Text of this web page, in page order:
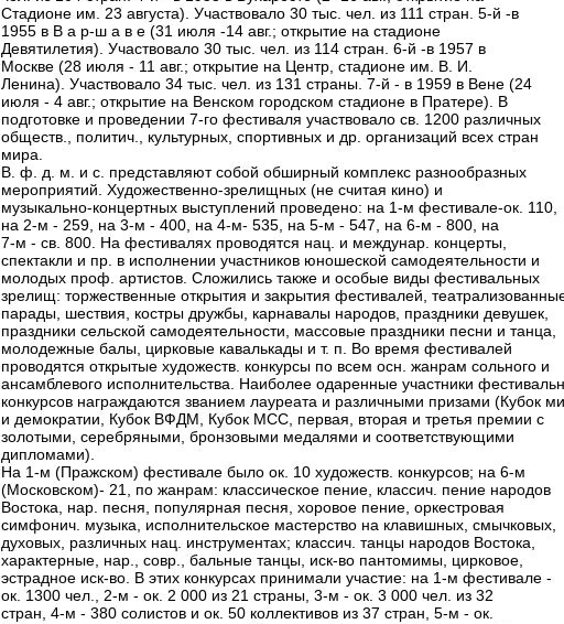
Стадионе им. 23 августа). Участвовало 30 тыс. чел. из 111 стран. 5-й -в
1955 в В а р-ш а в е (31 июля -14 авг.; открытие на стадионе
Девятилетия). Участвовало 30 тыс. чел. из 114 стран. 6-й -в 1957 в
Москве (28 июля - 11 авг.; открытие на Центр, стадионе им. В. И.
Ленина). Участвовало 34 тыс. чел. из 131 страны. 7-й - в 1959 в Вене (24
июля - 4 авг.; открытие на Венском городском стадионе в Пратере). В
подготовке и проведении 7-го фестиваля участвовало св. 1200 различных
обществ., политич., культурных, спортивных и др. организаций всех стран
мира.
В. ф. д. м. и с. представляют собой обширный комплекс разнообразных
мероприятий. Художественно-зрелищных (не считая кино) и
музыкально-концертных выступлений проведено: на 1-м фестивале-ок. 110,
на 2-м - 259, на 3-м - 400, на 4-м- 535, на 5-м - 547, на 6-м - 800, на
7-м - св. 800. На фестивалях проводятся нац. и междунар. концерты,
спектакли и пр. в исполнении участников юношеской самодеятельности и
молодых проф. артистов. Сложились также и особые виды фестивальных
зрелищ: торжественные открытия и закрытия фестивалей,
парады, шествия, костры дружбы, карнавалы народов, праздники девушек,
праздники сельской самодеятельности, массовые праздники песни и танца,
молодежные балы, цирковые кавалькады и т. п. Во время фестивалей
проводятся открытые художеств. конкурсы по всем осн. жанрам сольного и
ансамблевого исполнительства. Наиболее одаренные участники
конкурсов награждаются званием лауреата и различными призами (Кубок
и демократии, Кубок ВФДМ, Кубок МСС, первая, вторая и третья премии с
золотыми, серебряными, бронзовыми медалями и соответствующими
дипломами).
На 1-м (Пражском) фестивале было ок. 10 художеств. конкурсов; на 6-м
(Московском)- 21, по жанрам: классическое пение, классич. пение народов
Востока, нар. песня, популярная песня, хоровое пение, оркестровая
симфонич. музыка, исполнительское мастерство на клавишных, смычковых,
духовых, различных нац. инструментах; классич. танцы народов Востока,
характерные, нар., совр., бальные танцы, иск-во пантомимы, цирковое,
эстрадное иск-во. В этих конкурсах принимали участие: на 1-м фестивале -
ок. 1300 чел., 2-м - ок. 2 000 из 21 страны, 3-м - ок. 3 000 чел. из 32
стран, 4-м - 380 солистов и ок. 50 коллективов из 37 стран, 5-м - ок.